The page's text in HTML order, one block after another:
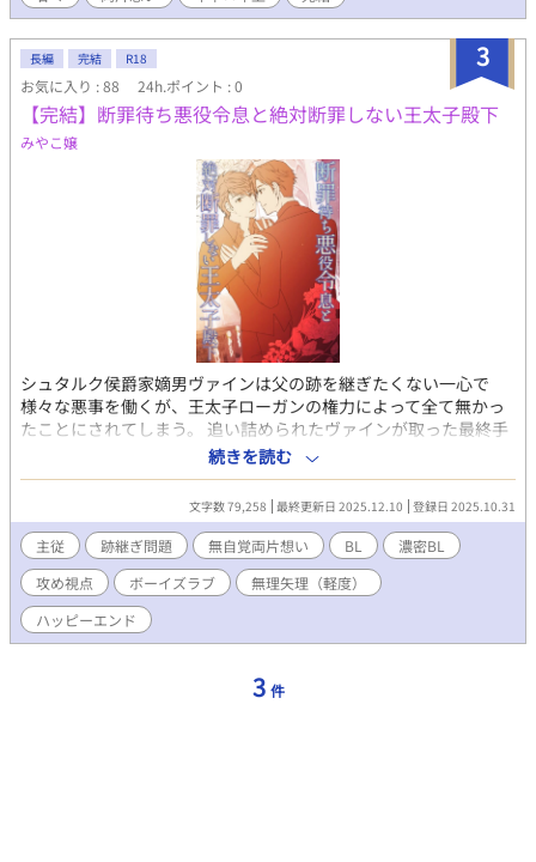
3
長編 完結 R18
お気に入り : 88 24h.ポイント : 0
【完結】断罪待ち悪役令息と絶対断罪しない王太子殿下
みやこ嬢
シュタルク侯爵家嫡男ヴァインは父の跡を継ぎたくない一心で
様々な悪事を働くが、王太子ローガンの権力によって全て無かっ
たことにされてしまう。 追い詰められたヴァインが取った最終手
段は『王太子殿下の凌辱』だった。しかし、無理やり犯されたに
も関わらず、ローガンはヴァインを訴えるどころか怒りもしな
い。予想外の展開に困惑しつつ、ヴァインはローガンとの関係を
続けてしまう。 ヴァインはなぜ断罪されたいのか。 ローガンはな
ぜヴァインを受け入れるのか。 肉体関係から始まる貴族の青年×
次期国王の物語。 【2025/12/10 完結】 気が向いたら後日談やキ
ャラ絵を追加するかも？
続きを読む
文字数 79,258 最終更新日 2025.12.10 登録日 2025.10.31
主従 跡継ぎ問題 無自覚両片想い BL
濃密BL
攻め視点
ボーイズラブ
無理矢理（軽度）
ハッピーエンド
3 件